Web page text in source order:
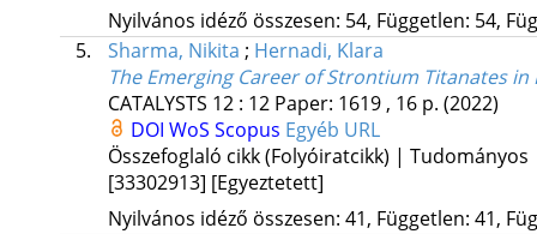
Nyilvános idéző összesen: 54, Független: 54,
5.
Sharma, Nikita ; Hernadi, Klara
The Emerging Career of Strontium Titanates
CATALYSTS 12: 12 Paper: 1619 , 16 p. (2022)
DOI WoS Scopus Egyéb URL
Összefoglaló cikk (Folyóiratcikk) | Tudományos
[33302913] [Egyeztetett]
Nyilvános idéző összesen: 41, Független: 41,